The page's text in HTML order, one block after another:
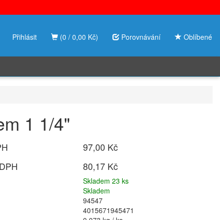
(0 / 0,00 Kč) Porovnávání Oblíbené
Přihlásit
1 1/4"
97,00 Kč
80,17 Kč
Skladem 23 ks
Skladem
94547
4015671945471